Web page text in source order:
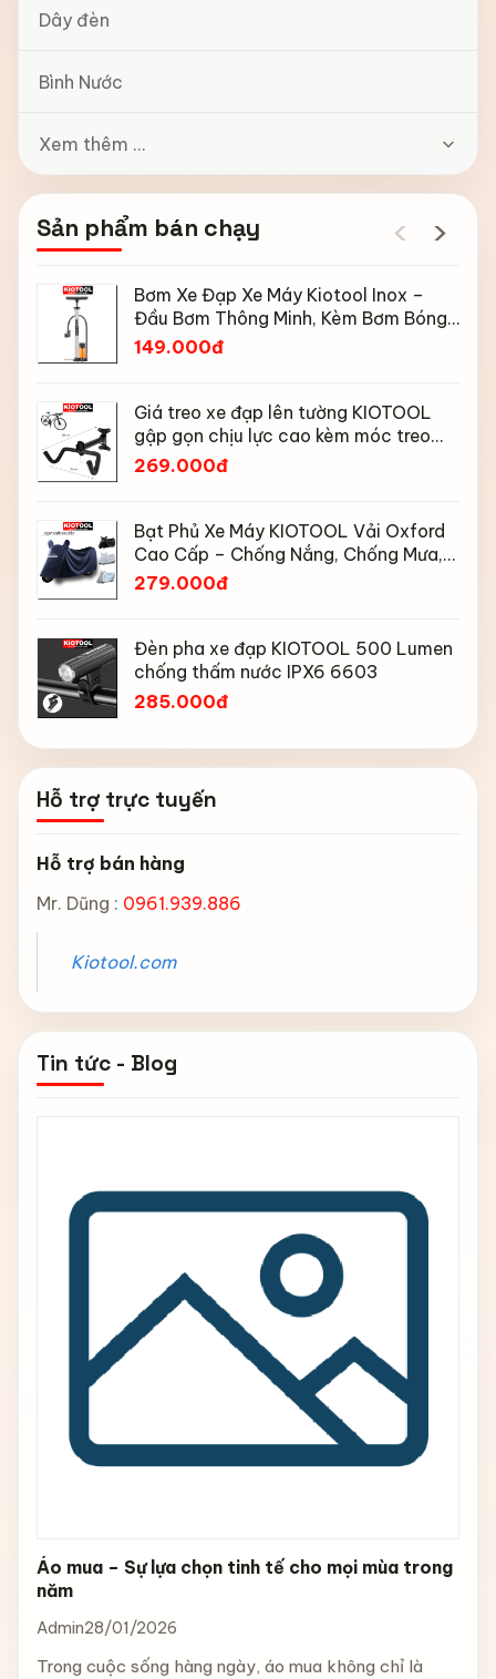
Dây đèn
Bình Nước
Xem thêm ...
Sản phẩm bán chạy ‹ ›
Bơm Xe Đạp Xe Máy Kiotool Inox –
Đầu Bơm Thông Minh, Kèm Bơm Bóng,
Đồng Hồ 160 PSI
149.000đ
Giá treo xe đạp lên tường KIOTOOL
gập gọn chịu lực cao kèm móc treo
mũ bảo hiểm
269.000đ
Bạt Phủ Xe Máy KIOTOOL Vải Oxford
Cao Cấp – Chống Nắng, Chống Mưa,
Chống Bụi, Chống Tia UV, Có Phản
279.000đ
Đèn pha xe đạp KIOTOOL 500 Lumen
chống thấm nước IPX6 6603
285.000đ
Hỗ trợ trực tuyến
Hỗ trợ bán hàng
Mr. Dũng : 0961.939.886
Kiotool.com
Tin tức - Blog
Áo mua – Sự lựa chọn tinh tế cho mọi mùa trong
năm
Admin28/01/2026
Trong cuộc sống hàng ngày, áo mua không chỉ là